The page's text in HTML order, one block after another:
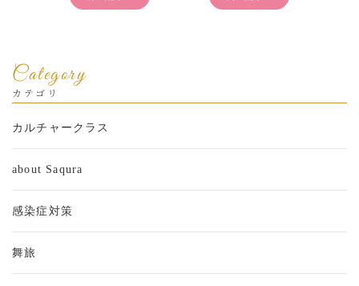
Category
カテゴリ
カルチャークラス
about Saqura
感染症対策
舞旅